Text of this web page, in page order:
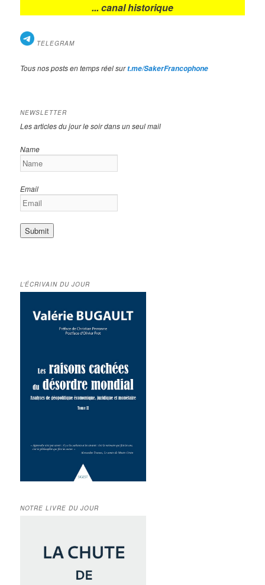
... canal historique
TELEGRAM
Tous nos posts en temps réel surt.me/SakerFrancophone
NEWSLETTER
Les articles du jour le soir dans un seul mail
Name
Email
L’ÉCRIVAIN DU JOUR
NOTRE LIVRE DU JOUR